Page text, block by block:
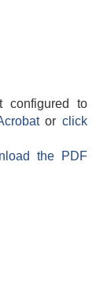
configured to
orclick
the PDF